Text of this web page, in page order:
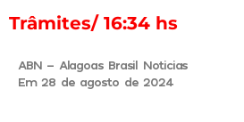
Trâmites/ 16:34 hs
ABN - Alagoas Brasil Noticias
Em 28 de agosto de 2024